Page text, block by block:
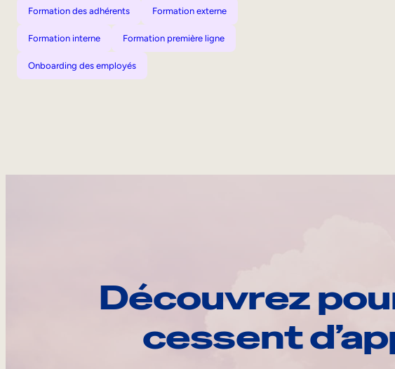
Formation des adhérents Formation externe
Formation interne Formation première ligne
Onboarding des employés
Découvrez
cessent